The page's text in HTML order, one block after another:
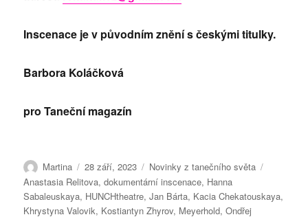
Inscenace je v původním znění s českými titulky.
Barbora Koláčková
pro Taneční magazín
Autor:
Martina Publikováno:
28 září, 2023 Rubriky:
Novinky z tanečního světa
Anastasia Relitova,dokumentární inscenace, Hanna
Sabaleuskaya, HUNCHtheatre,Jan Bárta, Kacia Chekatouskaya,
Khrystyna Valovik, Kostiantyn Zhyrov, Meyerhold,Ondřej